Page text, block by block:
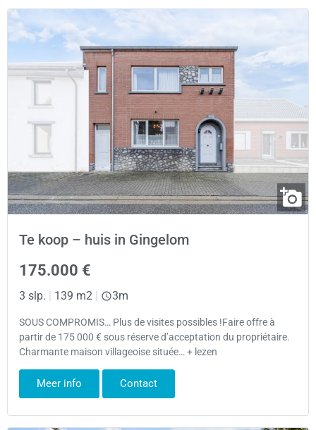
Te koop – huis in Gingelom
175.000 €
3 slp. | 139 m2 | 3m
SOUS COMPROMIS… Plus de visites possibles !Faire offre à
partir de 175 000 € sous réserve d’acceptation du propriétaire.
Charmante maison villageoise située… + lezen
Meer info Contact